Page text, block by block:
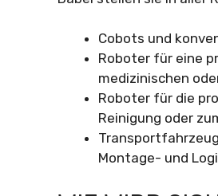
Cobots und
Roboter für eine
medizinischen
Roboter für die
Reinigung oder
Montage- und